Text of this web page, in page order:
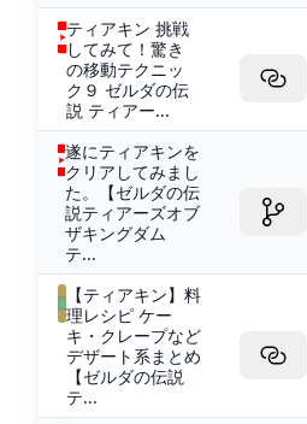
ティアキン 挑戦
してみて！驚き
の移動テクニッ
ク９ ゼルダの伝
説 ティアー...
遂にティアキンを
クリアしてみまし
た。【ゼルダの伝
説ティアーズオブ
ザキングダム
テ...
【ティアキン】料
理レシピ ケー
キ・クレープなど
デザート系まとめ
【ゼルダの伝説
テ...